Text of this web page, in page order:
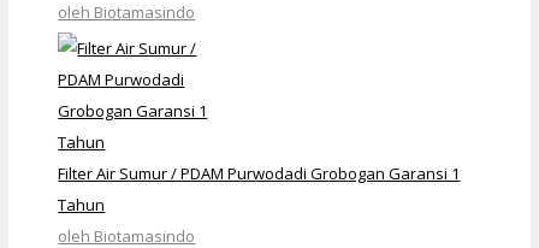
oleh Biotamasindo
Filter Air Sumur / PDAM Purwodadi Grobogan Garansi 1
Tahun
oleh Biotamasindo